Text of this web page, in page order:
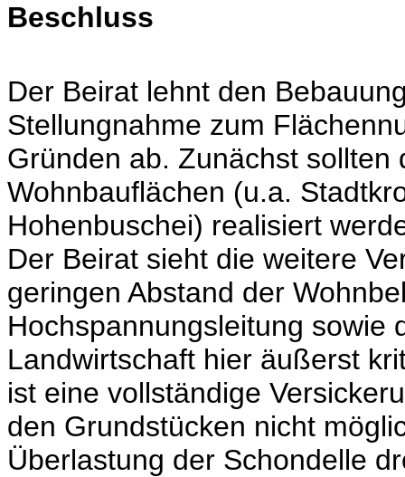
Beschluss
Der Beirat lehnt den
Stellungnahme zum
Gründen ab. Zunächst
Wohnbauflächen (u.a.
Hohenbuschei) realisiert
Der Beirat sieht die weitere
geringen Abstand der
Hochspannungsleitung sowie
Landwirtschaft hier äußerst
ist eine vollständige
den Grundstücken nicht
Überlastung der Schondelle